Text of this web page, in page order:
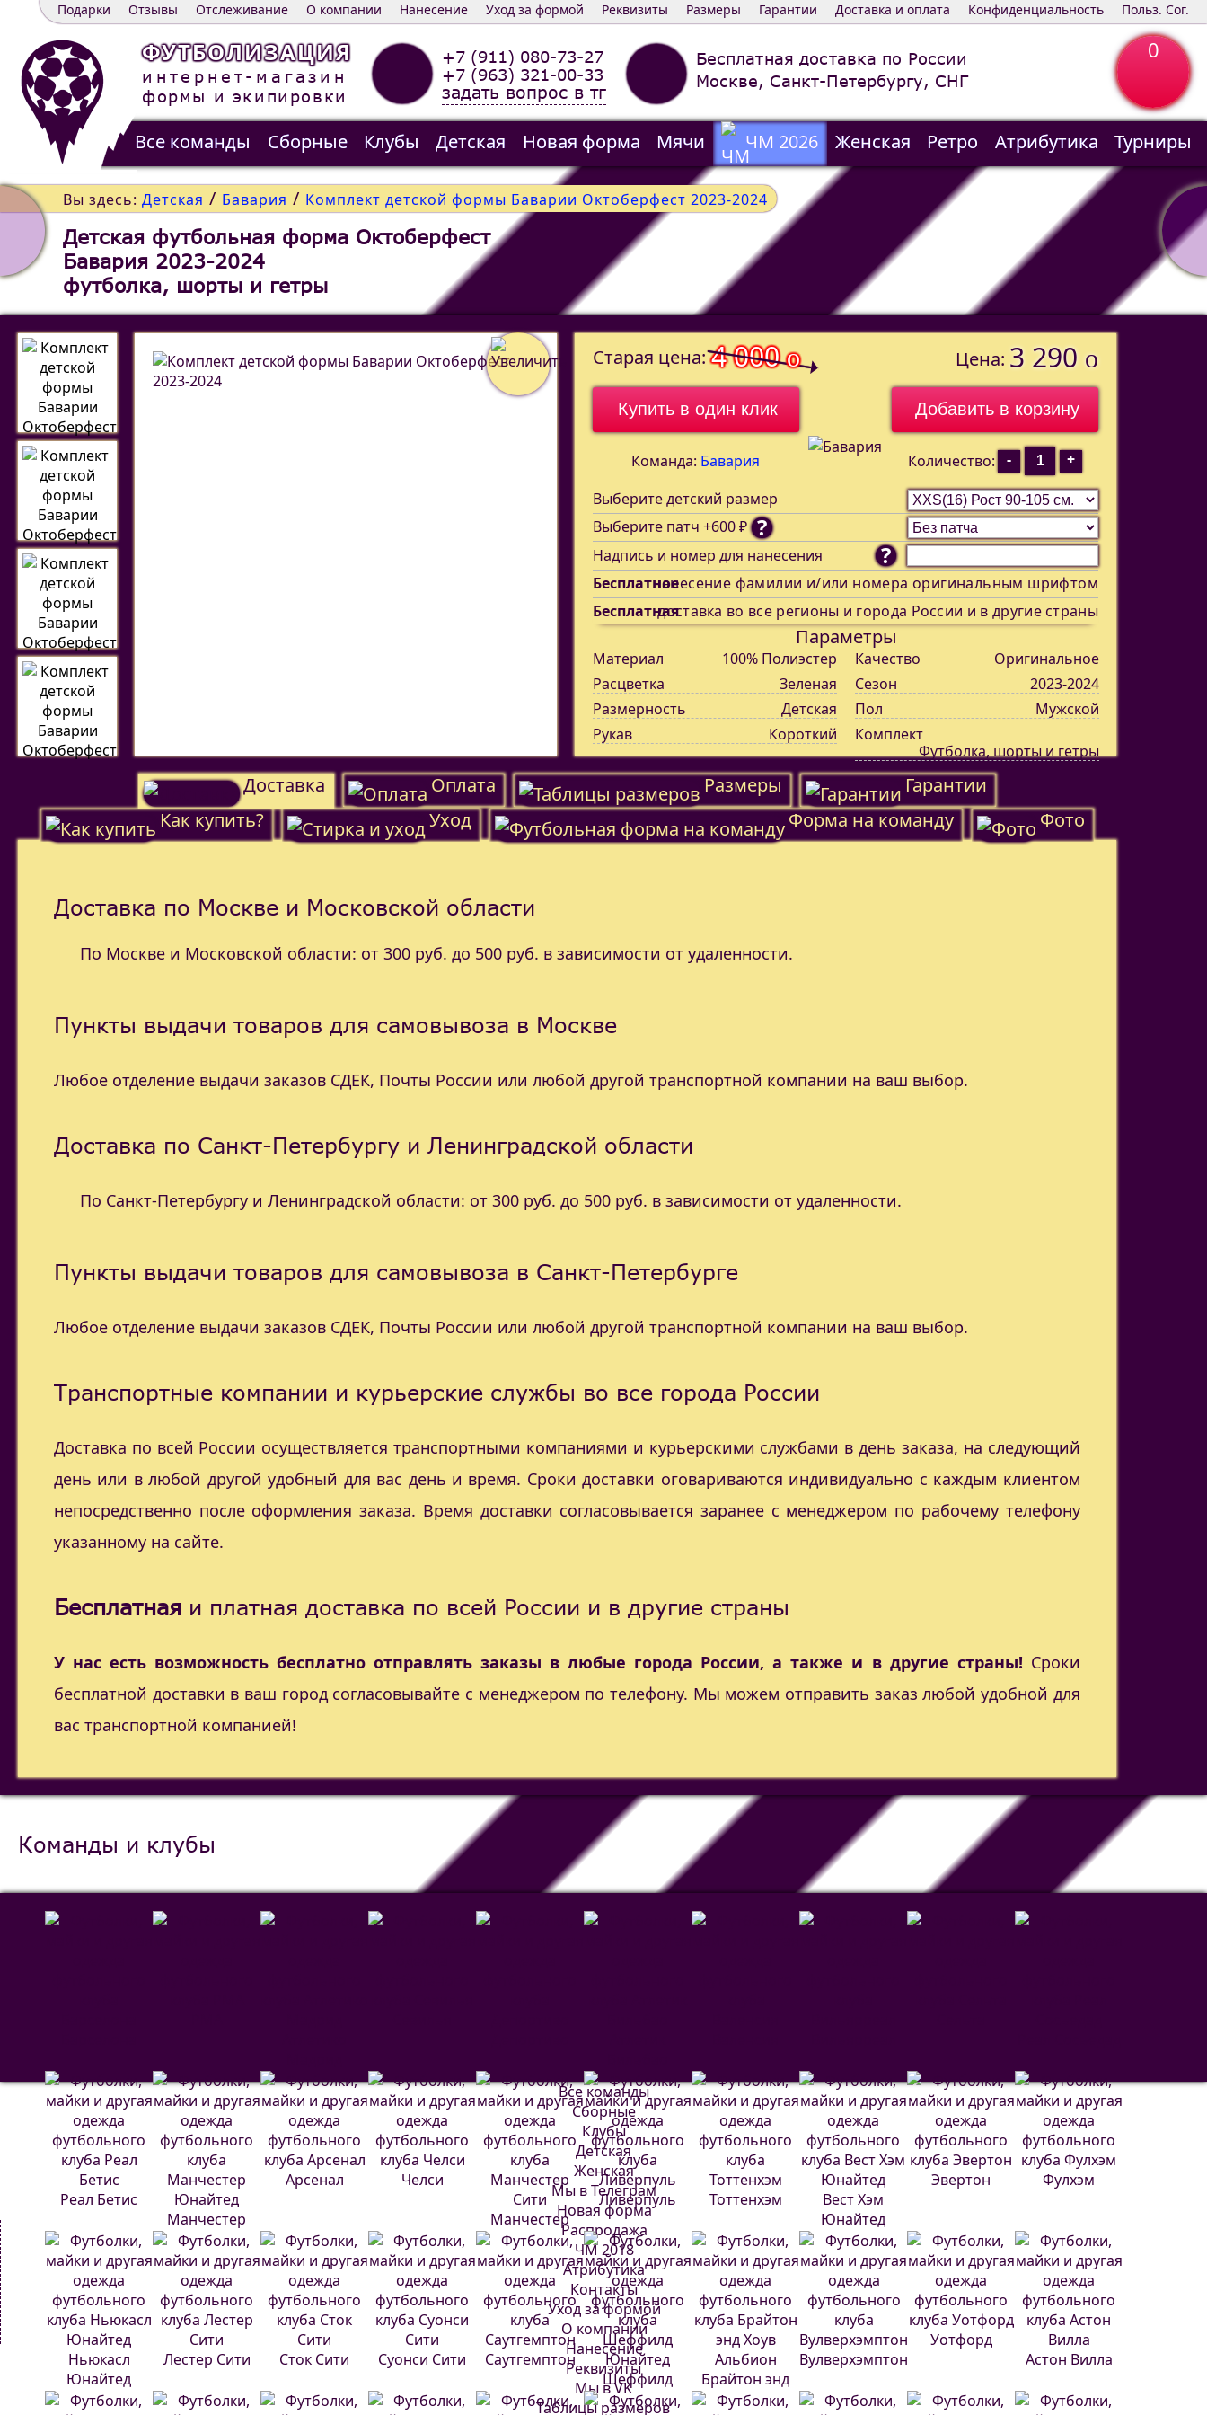
Польз. Сог.
Конфиденциальность
Доставка и оплата
Гарантии
Размеры
Реквизиты
Уход за формой
Нанесение
О компании
Отслеживание
Отзывы
Подарки
ФУТБОЛИЗАЦИЯ
интернет-магазин
формы и экипировки
+7 (911) 080-73-27
+7 (963) 321-00-33
задать вопрос в тг
Бесплатная доставка по России
Москве, Санкт-Петербургу, СНГ
Все команды Сборные Клубы Детская Новая форма Мячи ЧМ 2026 Женская Ретро Атрибутика
Турниры
Распродажа
Контакты
Вы здесь: Детская / Бавария / Комплект детской формы Баварии Октоберфест 2023-2024
Детская футбольная форма Октоберфест
Бавария 2023-2024
футболка, шорты и гетры
Старая цена: 4 000o Цена: 3 290 o
Купить в один клик
Команда: Бавария Количество: -
+
Выберите детский размер
?
Выберите патч +600 ₽
Надпись и номер для нанесения
?
Бесплатноенанесение фамилии и/или номера оригинальным шрифтом
Бесплатнаядоставка во все регионы и города России и в другие страны
Параметры
Материал 100% Полиэстер Качество
Оригинальное
Расцветка
Зеленая Сезон
2023-2024
Размерность
Детская Пол
Мужской
Рукав
Короткий
Комплект
Футболка, шорты и гетры
Доставка Оплата Размеры
Гарантии
Как купить?
Уход Форма на команду Фото
Доставка по Москве и Московской области
По Москве и Московской области: от 300 руб. до 500 руб. в зависимости от удаленности.
Пункты выдачи товаров для самовывоза в Москве
Любое отделение выдачи заказов СДЕК, Почты России или любой другой транспортной компании на ваш выбор.
Доставка по Санкт-Петербургу и Ленинградской области
По Санкт-Петербургу и Ленинградской области: от 300 руб. до 500 руб. в зависимости от удаленности.
Пункты выдачи товаров для самовывоза в Санкт-Петербурге
Любое отделение выдачи заказов СДЕК, Почты России или любой другой транспортной компании на ваш выбор.
Транспортные компании и курьерские службы во все города России
Доставка по всей России осуществляется транспортными компаниями и курьерскими службами в день заказа, на следующий
день или в любой другой удобный для вас день и время. Сроки доставки оговариваются индивидуально с каждым клиентом
непосредственно после оформления заказа. Время доставки согласовывается заранее с менеджером по рабочему телефону
указанному на сайте.
Бесплатная и платная доставка по всей России и в другие страны
У нас есть возможность бесплатно отправлять заказы в любые города России, а также и в другие страны! Сроки
бесплатной доставки в ваш город согласовывайте с менеджером по телефону. Мы можем отправить заказ любой удобной для
вас транспортной компанией!
0
Команды и клубы
Реал Бетис
Манчестер
Юнайтед
Арсенал
Челси
Манчестер
Сити
Ливерпуль Тоттенхэм
Вест Хэм
Юнайтед
Эвертон Фулхэм
Ньюкасл
Юнайтед
Лестер Сити Сток Сити Суонси Сити
Саутгемптон
Шеффилд
Юнайтед
Брайтон энд
Хоув Альбион
Вулверхэмптон
Уотфорд
Астон Вилла
Все команды
Сборные
Клубы
Детская
Женская
Мы в Телеграм
Новая форма
Распродажа
ЧМ 2018
Атрибутика
Контакты
Уход за формой
О компании
Нанесение
Реквизиты
Мы в VK
Таблицы размеров